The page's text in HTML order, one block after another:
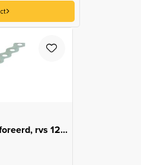
rvs 12...